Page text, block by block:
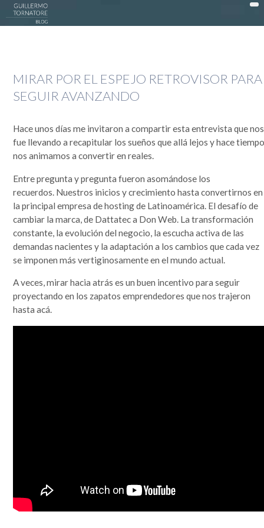
DATTATEC / DONWEB >
EN LA COCINA >
OPINIÓN >
SOCIEDAD >
TECNOLOGÍA >
MI HISTORIA
Guillermo Tornatore
Nací un 30 de octubre de 1966 cuando este mundo era muy distinto. Dependiendo desde el lado
SEGUIME
MIRAR POR EL ESPEJO RETROVISOR PARA
SEGUIR AVANZANDO
Hace unos días me invitaron a compartir esta entrevista que nos
fue llevando a recapitular los sueños que allá lejos y hace
nos animamos a convertir en reales.
Entre pregunta y pregunta fueron asomándose los
recuerdos. Nuestros inicios y crecimiento hasta convertirnos en
la principal empresa de hosting de Latinoamérica. El desafío de
cambiar la marca, de Dattatec a Don Web. La transformación
constante, la evolución del negocio, la escucha activa de las
demandas nacientes y la adaptación a los cambios que cada vez
se imponen más vertiginosamente en el mundo actual.
A veces, mirar hacia atrás es un buen incentivo para seguir
proyectando en los zapatos emprendedores que nos trajeron
hasta acá.